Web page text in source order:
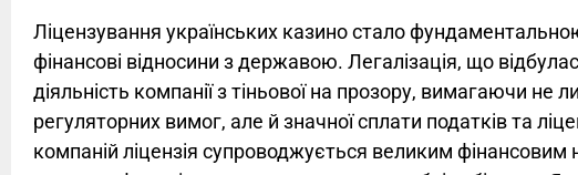
Ліцензування українських казино стало
фінансові відносини з державою. Легалізація, що
діяльність компанії з тіньової на прозору, вимагаючи не
регуляторних вимог, але й значної сплати податків та
компаній ліцензія супроводжується великим